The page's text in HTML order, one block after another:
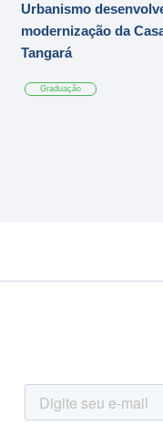
Urbanismo
modernização da
Tangará
Graduação